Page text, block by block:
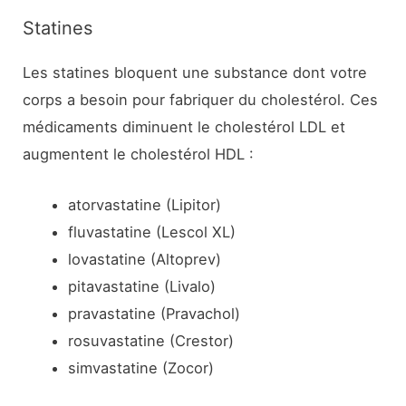
Statines
Les statines bloquent une substance dont votre
corps a besoin pour fabriquer du cholestérol. Ces
médicaments diminuent le cholestérol LDL et
augmentent le cholestérol HDL :
atorvastatine (Lipitor)
fluvastatine (Lescol XL)
lovastatine (Altoprev)
pitavastatine (Livalo)
pravastatine (Pravachol)
rosuvastatine (Crestor)
simvastatine (Zocor)